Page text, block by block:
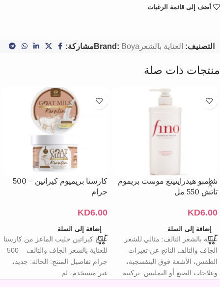
أضف إلى قائمة الرغبات
التصنيف: العناية بالشعر Brand: Boya مشاركة:
منتجات ذات صلة
شامبو هيدرايتينغ موست بريموم
تاتش 550 مل
KD6.00
إضافة إلى السلة
عناية بالشعر التالف: مثالي للشعر
الجاف والتالف الناتج عن تغيرات
الطقس، الأشعة فوق البنفسجية،
وعلاجات الصبغ أو التمليس. تركيبة
كارستا بريميوم كيراتين – 500
جرام
KD6.00
إضافة إلى السلة
علاج كيراتين حليب الماعز من كارستا
للعناية بالشعر الجاف والتالف – 500
جرام تفاصيل المنتج: الحالة: جديد،
غير مستخدم، لم